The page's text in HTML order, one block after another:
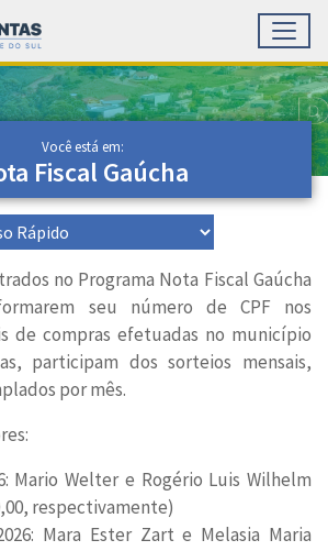
Você está em:
Fiscal Gaúcha
no Programa Nota Fiscal Gaúcha
seu número de CPF nos
de compras efetuadas no município
participam dos sorteios mensais,
por mês.
Mario Welter e Rogério Luis Wilhelm
respectivamente)
Mara Ester Zart e Melasia Maria